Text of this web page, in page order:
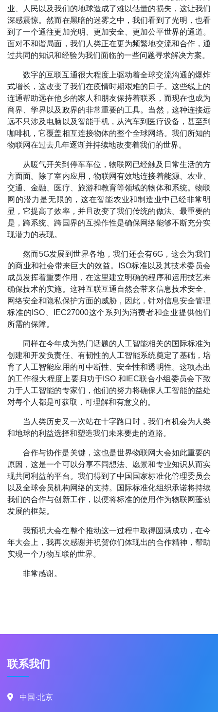
业、人民以及我们的地球造成了难以估量的损失，这让我们
深感震惊。然而在黑暗的迷雾之中，我们看到了光明，也看
到了一个通往更加光明、更加安全、更加公平世界的通道。
面对不和谐局面，我们人类正在更为频繁地交流和合作，通
过共同的知识和经验为我们面临的一些问题寻求解决方案。
数字的互联互通很大程度上驱动着全球交流沟通的爆炸
式增长，这改变了我们在疫情时期艰难的日子。这些线上的
连通帮助远在他乡的家人和朋友保持着联系，而现在也成为
商界、学界以及政界的非常重要的工具。当然，这种连接远
远不只涉及电脑以及智能手机，从汽车到医疗设备，甚至到
咖啡机，它覆盖相互连接物体的整个全球网络。我们所知的
物联网在过去几年逐渐并持续地改变着我们的世界。
从暖气开关到停车车位，物联网已经触及日常生活的方
方面面。除了室内应用，物联网有效地连接着能源、农业、
交通、金融、医疗、旅游和教育等领域的物体和系统。物联
网的潜力是无限的，这在智能农业和制造业中已经非常明
显，它提高了效率，并且改变了我们传统的做法。最重要的
是，跨系统、跨国界的互操作性是确保网络能够不断充分实
现潜力的表现。
然而5G发展到世界各地，我们还会有6G，这会为我们
的商业和社会带来巨大的效益。ISO标准以及其技术委员会
成员发挥着重要作用，在这里建立明确的程序和运用技艺来
确保技术的实施。这种互联互通自然会带来信息技术安全、
网络安全和隐私保护方面的威胁，因此，针对信息安全管理
标准的ISO、IEC27000这个系列为消费者和企业提供他们
所需的保障。
同样在今年成为热门话题的人工智能相关的国际标准为
创建和开发负责任、有韧性的人工智能系统奠定了基础，培
育了人工智能应用的可中断性、安全性和透明性。这项杰出
的工作很大程度上要归功于ISO 和IEC联合小组委员会下致
力于人工智能的专家们，他们的努力将确保人工智能的益处
对每个人都是可获取，可理解和有意义的。
当人类历史又一次站在十字路口时，我们有机会为人类
和地球的利益选择和塑造我们未来要走的道路。
合作与协作是关键，这也是世界物联网大会如此重要的
原因，这是一个可以分享不同想法、愿景和专业知识从而实
现共同利益的平台。我们得到了中国国家标准化管理委员会
以及全球会员机构网络的支持。国际标准化组织承诺将持续
我们的合作与创新工作，以便将标准的使用作为物联网蓬勃
发展的框架。
我预祝大会在整个推动这一过程中取得圆满成功，在今
年大会上，我再次感谢并祝贺你们体现出的合作精神，帮助
实现一个万物互联的世界。
非常感谢。
联系我们
中国·北京